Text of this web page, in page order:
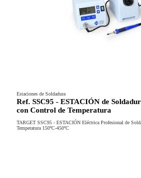
Estaciones de Soldadura
Ref. SSC95 - ESTACIÓN de
con Control de Temperatura
TARGET SSC95 - ESTACIÓN Eléctrica Profesional de
Temperatura 150ºC-450ºC